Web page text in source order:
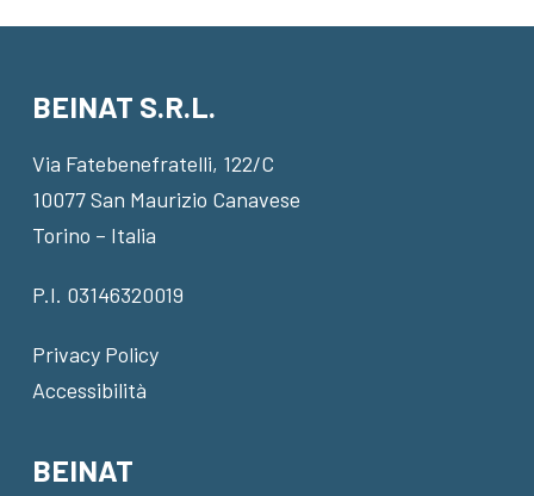
BEINAT S.R.L.
Via Fatebenefratelli, 122/C
10077 San Maurizio Canavese
Torino – Italia
P.I. 03146320019
Privacy Policy
Accessibilità
BEINAT